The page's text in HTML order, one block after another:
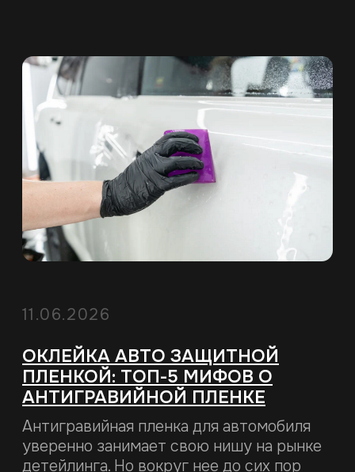
ОКЛЕЙКА АНТИГРАВИЙНОЙ
ПЕРВЫМИ
Когда речь заходит о защите кузова,
большинство автовладельцев сразу
думают о капоте и бампере. Это логично
— они принимают на себя лобовой удар
потока камней и песка. Но есть зоны,
которые разрушаются незаметно, но
гораздо быстрее.